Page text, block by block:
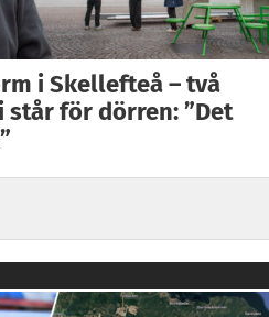
i Skellefteå – två
för dörren: ”Det